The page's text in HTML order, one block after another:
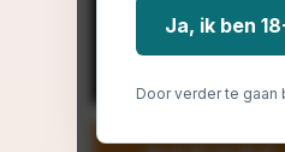
Ja, ik ben
Door verder te gaan